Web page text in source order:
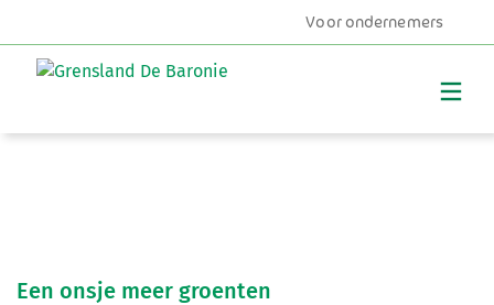
Voor ondernemers
Een onsje meer groenten